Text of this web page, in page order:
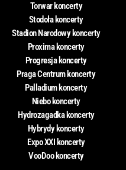
Torwar koncerty
Stodoła koncerty
Stadion Narodowy koncerty
Proxima koncerty
Progresja koncerty
Praga Centrum koncerty
Palladium koncerty
Niebo koncerty
Hydrozagadka koncerty
Hybrydy koncerty
Expo XXI koncerty
VooDoo koncerty